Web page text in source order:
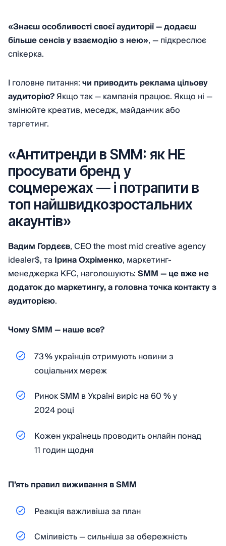
«Знаєш особливості своєї аудиторії — додаєш
більше сенсів у взаємодію з нею», — підкреслює
спікерка.
І головне питання:чи приводить реклама цільову
аудиторію?Якщо так — кампанія працює. Якщо ні —
змінюйте креатив, меседж, майданчик або
таргетинг.
«Антитренди в SMM: як НЕ
просувати бренд у
соцмережах — і потрапити в
топ найшвидкозростальних
акаунтів»
Вадим Гордєєв, СЕО the most mid creative agency
idealer$, та Ірина Охріменко, маркетинг-
менеджерка KFC, наголошують:SMM — це вже не
додаток до маркетингу, а головна точка контакту з
аудиторією.
Чому SMM — наше все?
73 % українців отримують новини з
соціальних мереж
Ринок SMM в Україні виріс на 60 % у
2024 році
Кожен українець проводить онлайн понад
11 годин щодня
П’ять правил виживання в SMM
Реакція важливіша за план
Сміливість — сильніша за обережність